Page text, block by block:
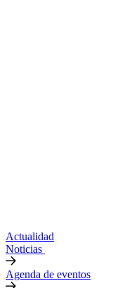
Actualidad
Noticias
Agenda de eventos